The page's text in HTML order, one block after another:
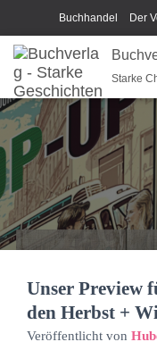
Buchhandel Der
Ich beschreibe
Unsere
Widerrufsrecht und
Sparkys
Starke
Unser Preview
den Herbst +
Veröffentlicht von